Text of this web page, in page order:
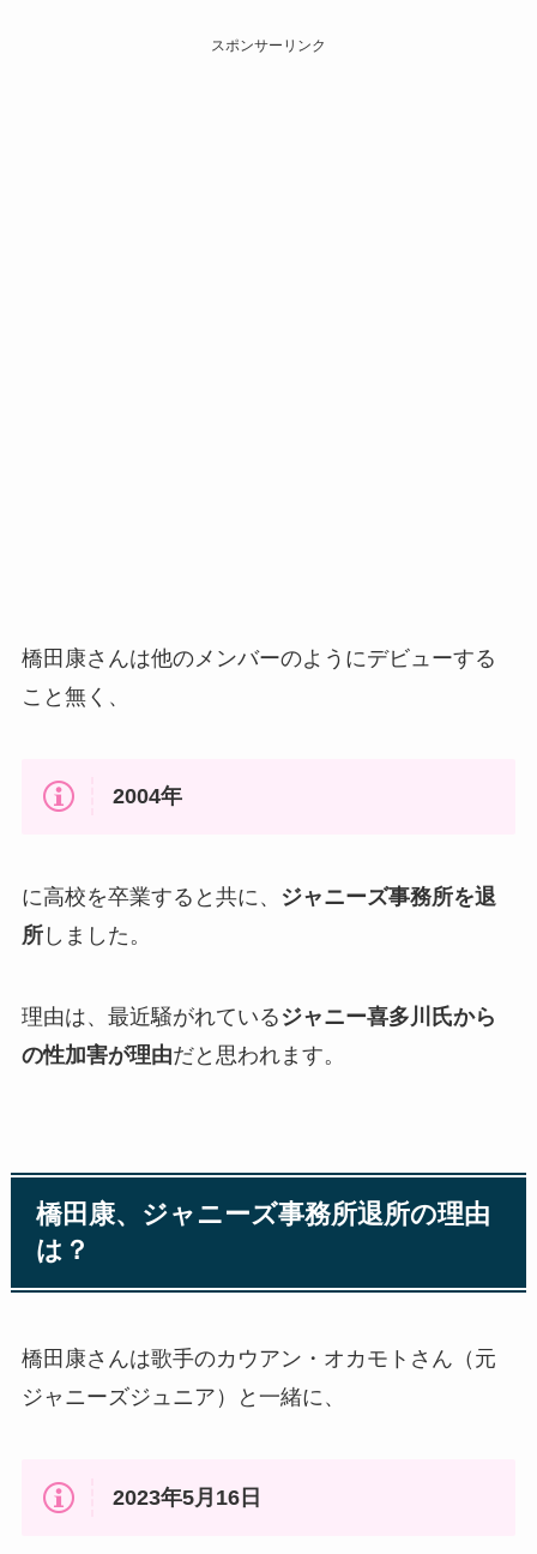
スポンサーリンク
橋田康さんは他のメンバーのようにデビューする
こと無く、
2004年
に高校を卒業すると共に、
ジャニーズ事務所を退
所しました。
理由は、最近騒がれている ジャニー喜多川氏から
の性加害が理由だと思われます。
橋田康、ジャニーズ事務所退所の理由
は？
橋田康さんは歌手のカウアン・オカモトさん（元
ジャニーズジュニア）と一緒に、
2023年5月16日